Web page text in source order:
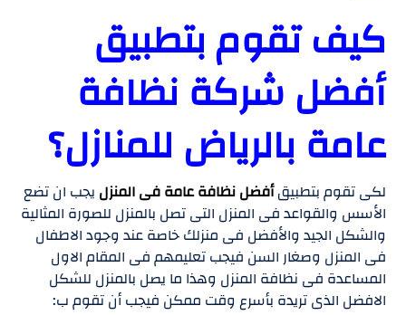
كيف تقوم بتطبيق
أفضل شركة نظافة
عامة بالرياض للمنازل؟
لكى تقوم بتطبيقأفضل نظافة عامة فى المنزل يجب ان تضع
الأسس والقواعد فى المنزل التى تصل بالمنزل للصورة المثالية
والشكل الجيد والأفضل فى منزلك خاصة عند وجود الاطفال
فى المنزل وصغار السن فيجب تعليمهم فى المقام الاول
المساعدة فى نظافة المنزل وهذا ما يصل بالمنزل للشكل
الافضل الذى تريدة بأسرع وقت ممكن فيجب أن تقوم ب: